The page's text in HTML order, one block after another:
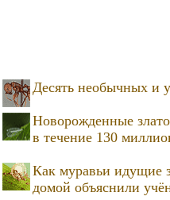
Десять необычных и
Новорожденные
в течение 130
Как муравьи идущие
домой объяснили